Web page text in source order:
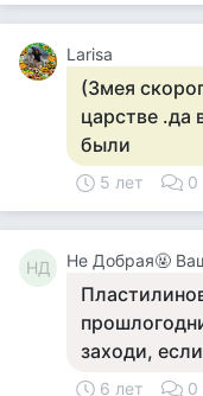
Larisa
(Змея
царстве .да
были
5 лет 0
НД Не Добрая🤬
заходи,
6 лет 0